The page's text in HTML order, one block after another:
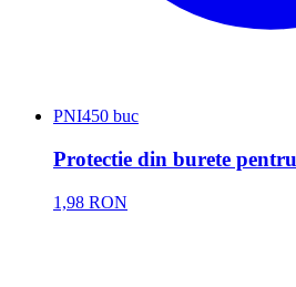
PNI450 buc
Protectie din burete
1,98 RON